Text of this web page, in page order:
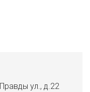
Правды ул., д.22